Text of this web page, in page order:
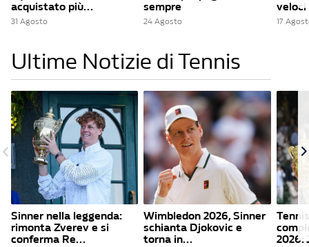
acquistato più...
31 Agosto
sempre
24 Agosto
veloci
17
Ultime Notizie di Tennis
Sinner nella leggenda:
rimonta Zverev e si
conferma Re...
Wimbledon 2026, Sinner
schianta Djokovic e
torna in...
2026: